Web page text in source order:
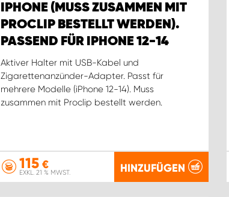
IPHONE (MUSS ZUSAMMEN MIT
PROCLIP BESTELLT WERDEN).
PASSEND FÜR IPHONE 12-14
Aktiver Halter mit USB-Kabel und
Zigarettenanzünder-Adapter. Passt für
mehrere Modelle (iPhone 12-14). Muss
zusammen mit Proclip bestellt werden.
115€
EXKL. 21 % MWST. HINZUFÜGEN